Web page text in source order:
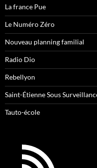
La france Pue
Le Numéro Zéro
Nouveau planning familial
Radio Dio
Rebellyon
Saint-Étienne Sous
Tauto-école